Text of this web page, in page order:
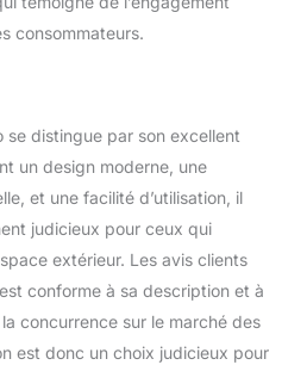
consommateurs.
se distingue par son excellent
un design moderne, une
et une facilité d’utilisation, il
judicieux pour ceux qui
extérieur. Les avis clients
conforme à sa description et à
concurrence sur le marché des
est donc un choix judicieux pour